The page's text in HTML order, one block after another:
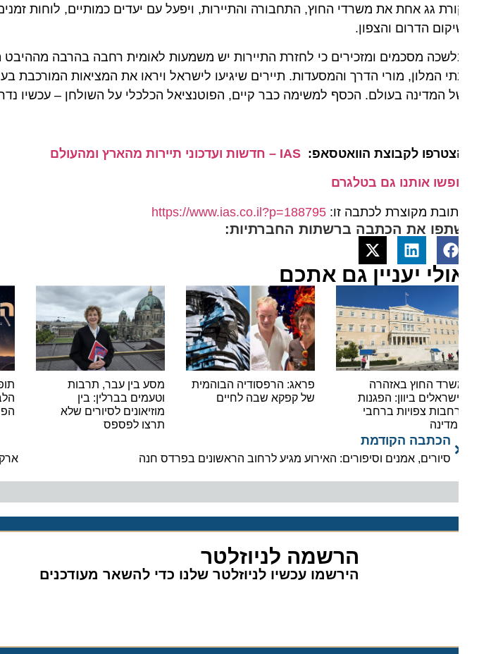
גג אחת את משרדי החוץ, התחבורה והתיירות, ויפעל עם יעדים כמותיים, לוחות זמנים
הדרום והצפון.
מסכמים ומזכירים כי לחזרת התיירות יש משמעות לאומית רחבה בהרבה מההיבט
המלון, מורי הדרך והמסעדות. תיירים שיגיעו לישראל ויראו את המציאות המורכבת
המדינה בעולם. הכסף למשימה כבר קיים, הפוטנציאל הכלכלי על השולחן – עכשיו
לקבוצת הוואטסאפ: IAS – חדשות ועדכוני תיירות מהארץ ומהעולם
אותנו גם בטלגרם
מקוצרת לכתבה זו:https://www.ias.co.il?p=188795
את הכתבה ברשתות החברתיות:
יעניין גם אתכם
החוץ באזהרה
ביוון: הפגנות
צפויות ברחבי
פראג: הרפסודיה הבוהמית
של קפקא שבה לחיים
מסע בין עבר, תרבות
וטעמים בברלין: בין
מוזיאונים לסיורים שלא
תרצו לפספס
הכתבה הקודמת
סיורים, אמנים וסיפורים: האירוע מגיע לרחוב הראשונים בפרדס חנה ארקיע
הרשמה לניוזלטר
הירשמו עכשיו לניוזלטר שלנו כדי להשאר מעודכנים